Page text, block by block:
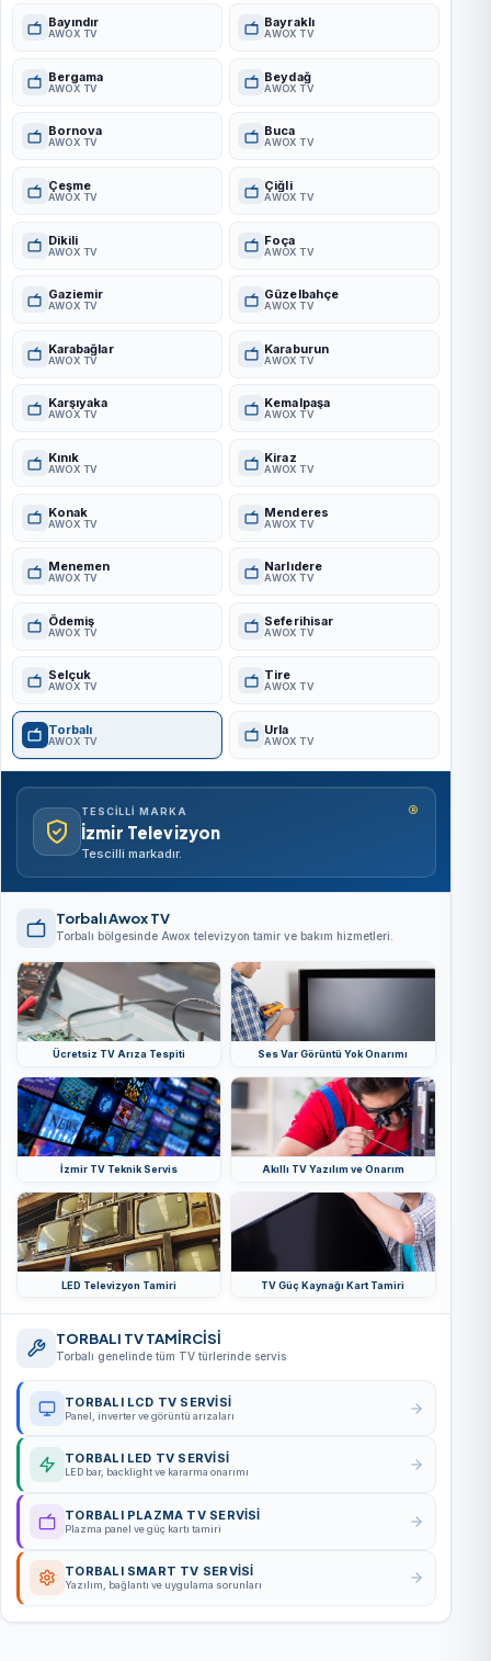
Bayındır
AWOX TV
Bayraklı
AWOX TV
Bergama
AWOX TV
Beydağ
AWOX TV
Bornova
AWOX TV
Buca
AWOX TV
Çeşme
AWOX TV
Çiğli
AWOX TV
Dikili
AWOX TV
Foça
AWOX TV
Gaziemir
AWOX TV
Güzelbahçe
AWOX TV
Karabağlar
AWOX TV
Karaburun
AWOX TV
Karşıyaka
AWOX TV
Kemalpaşa
AWOX TV
Kınık
AWOX TV
Kiraz
AWOX TV
Konak
AWOX TV
Menderes
AWOX TV
Menemen
AWOX TV
Narlıdere
AWOX TV
Ödemiş
AWOX TV
Seferihisar
AWOX TV
Selçuk
AWOX TV
Tire
AWOX TV
Torbalı
AWOX TV
Urla
AWOX TV
TESCILLI MARKA
İzmir Televizyon
Tescilli markadır.
®
Torbalı Awox TV
Torbalı bölgesinde Awox televizyon tamir ve bakım hizmetleri.
Ücretsiz TV Arıza Tespiti Ses Var Görüntü Yok Onarımı
İzmir TV Teknik Servis Akıllı TV Yazılım ve Onarım
LED Televizyon Tamiri TV Güç Kaynağı Kart Tamiri
TORBALI TV TAMİRCİSİ
Torbalı genelinde tüm TV türlerinde servis
TORBALI LCD TV SERVISI
Panel, inverter ve görüntü arızaları
TORBALI LED TV SERVISI
LED bar, backlight ve kararma onarımı
TORBALI PLAZMA TV SERVISI
Plazma panel ve güç kartı tamiri
TORBALI SMART TV SERVISI
Yazılım, bağlantı ve uygulama sorunları